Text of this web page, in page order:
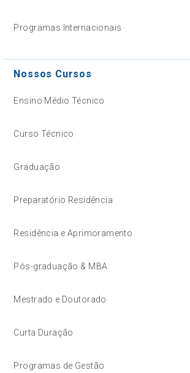
Programas Internacionais
Nossos Cursos
Ensino Médio Técnico
Curso Técnico
Graduação
Preparatório Residência
Residência e Aprimoramento
Pós-graduação & MBA
Mestrado e Doutorado
Curta Duração
Programas de Gestão